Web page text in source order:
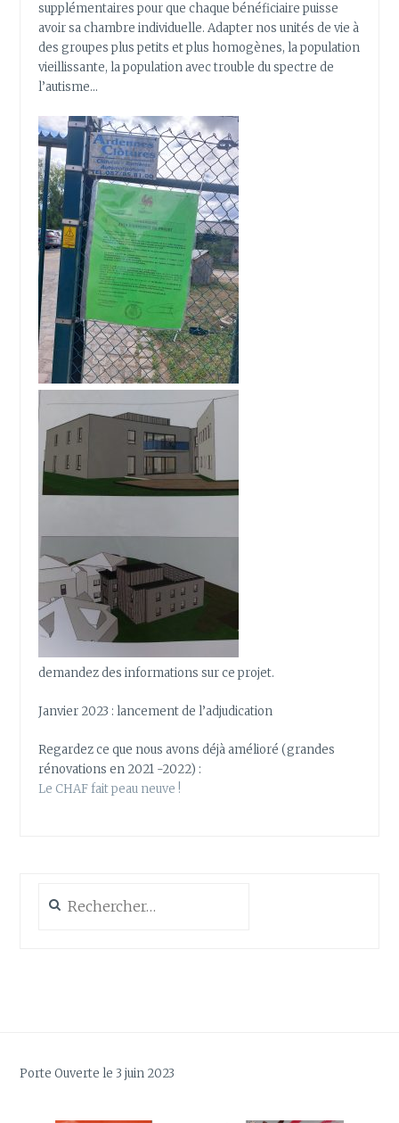
supplémentaires pour que chaque bénéficiaire puisse
avoir sa chambre individuelle. Adapter nos unités de vie à
des groupes plus petits et plus homogènes, la population
vieillissante, la population avec trouble du spectre de
l’autisme…
demandez des informations sur ce projet.
Janvier 2023 : lancement de l’adjudication
Regardez ce que nous avons déjà amélioré (grandes
rénovations en 2021 -2022) :
Le CHAF fait peau neuve !
Porte Ouverte le 3 juin 2023